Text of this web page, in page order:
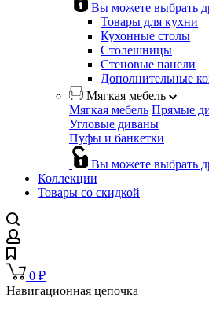
Вы можете выбрать
Товары для кухни
Кухонные столы
Столешницы
Стеновые панели
Дополнительные
Мягкая мебель
Мягкая мебель Прямые
Угловые диваны
Пуфы и банкетки
Вы можете выбрать
Коллекции
Товары со скидкой
0 ₽
Навигационная цепочка